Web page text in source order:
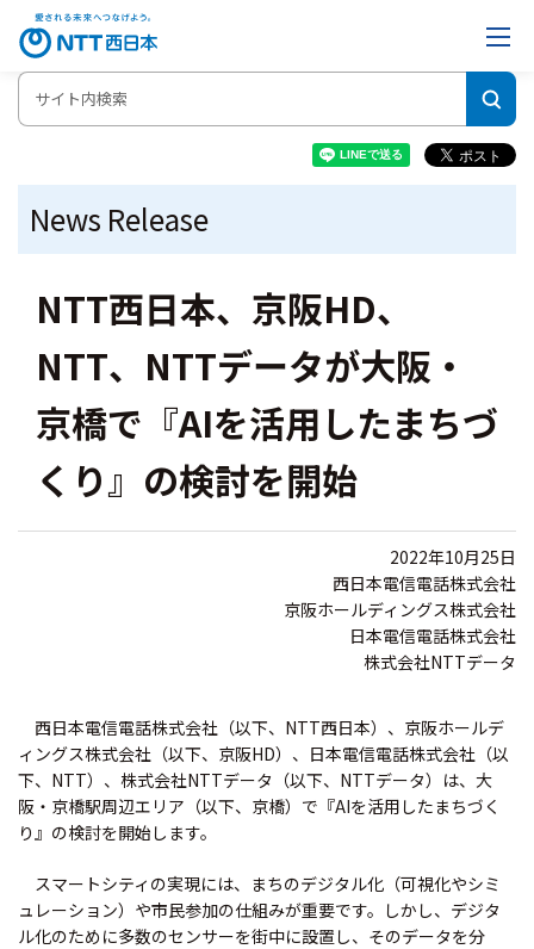
News Release
NTT西日本、京阪HD、
NTT、NTTデータが大阪・
京橋で『AIを活用したまちづ
くり』の検討を開始
2022年10月25日
西日本電信電話株式会社
京阪ホールディングス株式会社
日本電信電話株式会社
株式会社NTTデータ
西日本電信電話株式会社（以下、NTT西日本）、京阪ホールデ
ィングス株式会社（以下、京阪HD）、日本電信電話株式会社（以
下、NTT）、株式会社NTTデータ（以下、NTTデータ）は、大
阪・京橋駅周辺エリア（以下、京橋）で『AIを活用したまちづく
り』の検討を開始します。
スマートシティの実現には、まちのデジタル化（可視化やシミ
ュレーション）や市民参加の仕組みが重要です。しかし、デジタ
ル化のために多数のセンサーを街中に設置し、そのデータを分